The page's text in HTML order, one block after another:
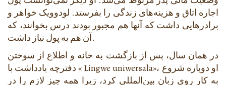
اجاره اتاق و هزینه‌های زندگی را بفرستد. لودوویک خواهر و
برادرهایی داشت که آنها هم مجبور بودند درس بخوانند، که
آن هم به پول نیاز داشت.
در همان سال، پس از بازگشت به خانه و اطلاع از سوختن
دفترچه یادداشت با « Lingwe uniwersala»، او دوباره شروع
به کار روی زبان بین‌المللی کرد، زیرا همه چیز لازم را در